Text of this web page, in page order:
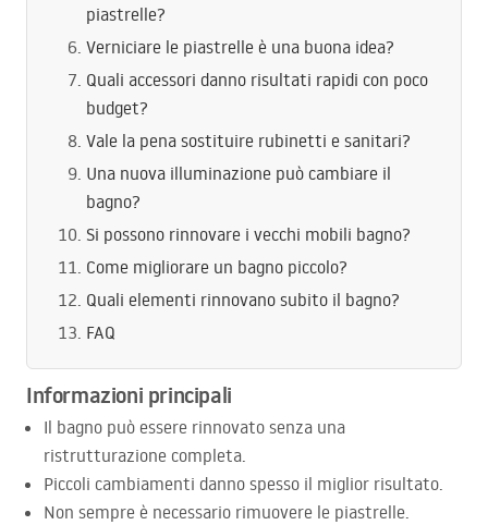
piastrelle?
Verniciare le piastrelle è una buona idea?
Quali accessori danno risultati rapidi con poco
budget?
Vale la pena sostituire rubinetti e sanitari?
Una nuova illuminazione può cambiare il
bagno?
Si possono rinnovare i vecchi mobili bagno?
Come migliorare un bagno piccolo?
Quali elementi rinnovano subito il bagno?
FAQ
Informazioni principali
Il bagno può essere rinnovato senza una
ristrutturazione completa.
Piccoli cambiamenti danno spesso il miglior risultato.
Non sempre è necessario rimuovere le piastrelle.